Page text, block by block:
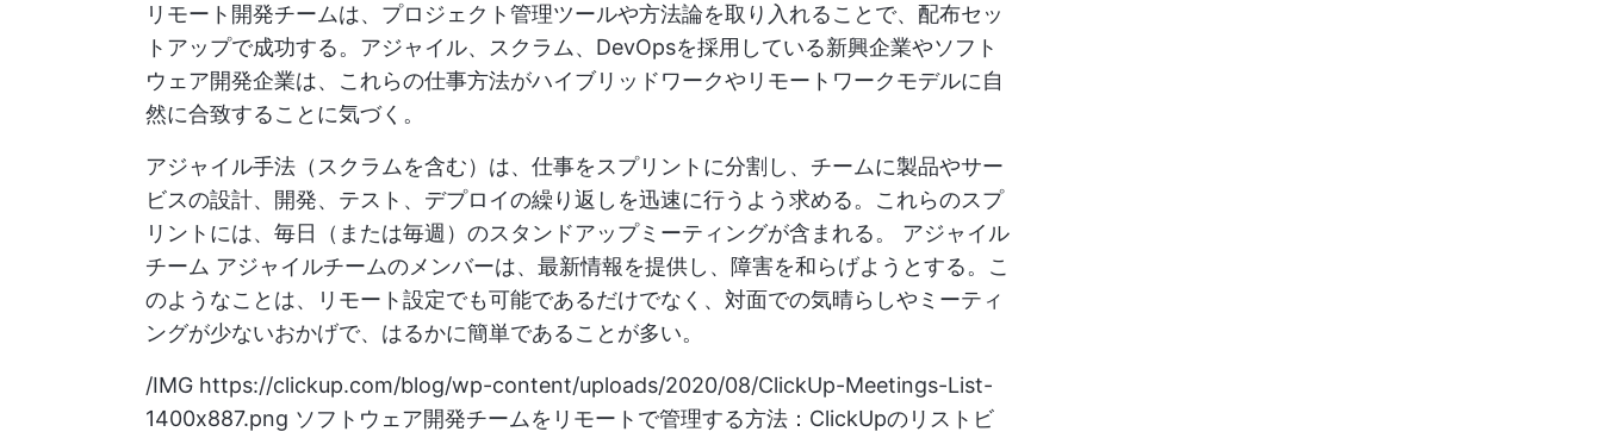
リモート開発チームは、プロジェクト管理ツールや方法論を取り入れることで、配布セッ
トアップで成功する。アジャイル、スクラム、DevOpsを採用している新興企業やソフト
ウェア開発企業は、これらの仕事方法がハイブリッドワークやリモートワークモデルに自
然に合致することに気づく。
アジャイル手法（スクラムを含む）は、仕事をスプリントに分割し、チームに製品やサー
ビスの設計、開発、テスト、デプロイの繰り返しを迅速に行うよう求める。これらのスプ
リントには、毎日（または毎週）のスタンドアップミーティングが含まれる。 アジャイル
チーム アジャイルチームのメンバーは、最新情報を提供し、障害を和らげようとする。こ
のようなことは、リモート設定でも可能であるだけでなく、対面での気晴らしやミーティ
ングが少ないおかげで、はるかに簡単であることが多い。
/IMG https://clickup.com/blog/wp-content/uploads/2020/08/ClickUp-Meetings-List-
1400x887.png ソフトウェア開発チームをリモートで管理する方法：ClickUpのリストビ